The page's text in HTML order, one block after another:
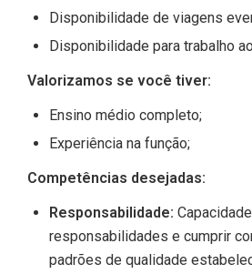
Disponibilidade de viagens
Disponibilidade para trabalho
Valorizamos se você tiver:
Ensino médio completo;
Experiência na função;
Competências desejadas:
Responsabilidade:
responsabilidades e cumprir
padrões de qualidade